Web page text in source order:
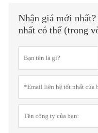
Nhận giá mới
nhất có thể (trong